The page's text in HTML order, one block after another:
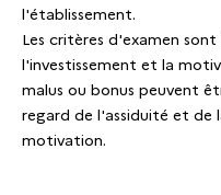
l'établissement.
Les critères d'examen
l'investissement et la
malus ou bonus peuvent
regard de l'assiduité et de
motivation.